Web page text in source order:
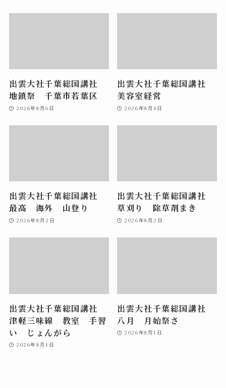
出雲大社千葉総国講社
地鎮祭 千葉市若葉区
2026年8月6日
出雲大社千葉総国講社
美容室経営
2026年8月4日
出雲大社千葉総国講社
最高 海外 山登り
2026年8月2日
出雲大社千葉総国講社
草刈り 除草剤まき
2026年8月2日
出雲大社千葉総国講社
津軽三味線 教室 手習
い じょんがら
2026年8月1日
出雲大社千葉総国講社
八月 月始祭さ
2026年8月1日